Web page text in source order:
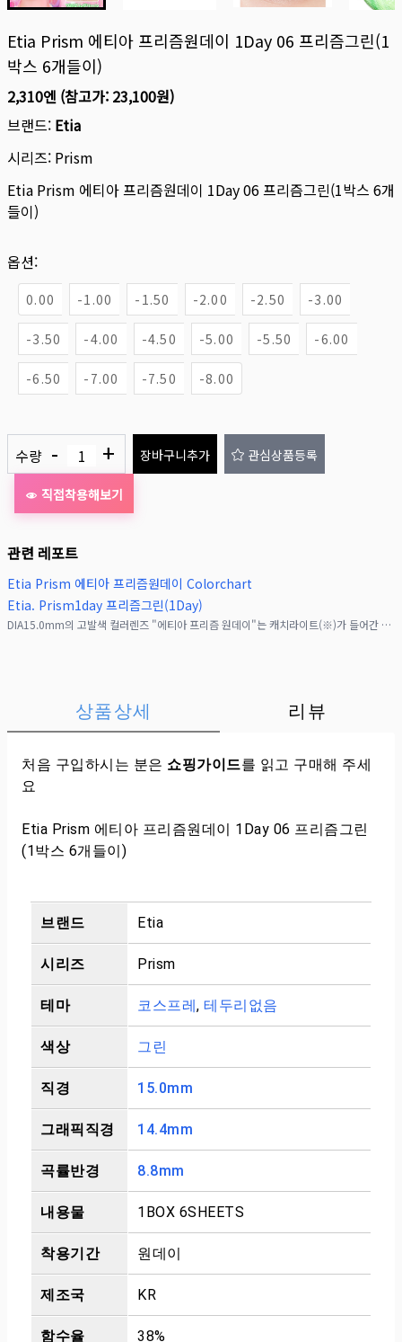
Etia Prism 에티아 프리즘원데이 1Day 06 프리즘그린(1
박스 6개들이)
2,310엔 (참고가: 23,100원)
브랜드: Etia
시리즈: Prism
Etia Prism 에티아 프리즘원데이 1Day 06 프리즘그린(1박스 6개
들이)
옵션:
0.00 -1.00 -1.50 -2.00 -2.50 -3.00
-3.50 -4.00 -4.50 -5.00 -5.50 -6.00
-6.50 -7.00 -7.50 -8.00
수량 - + 장바구니추가 관심상품등록
직접착용해보기
관련 레포트
Etia Prism 에티아 프리즘원데이 Colorchart
Etia. Prism1day 프리즘그린(1Day)
DIA15.0mm의 고발색 컬러렌즈 "에티아 프리즘 원데이"는 캐치라이트(※)가 들어간 디자인으로,어떤 장소에서도 매혹적인 눈을 연출해줍니다! 촬영 환경과 상관없이,언제 어디서나
상품상세 리뷰
처음 구입하시는 분은 쇼핑가이드를 읽고 구매해 주세
요
Etia Prism 에티아 프리즘원데이 1Day 06 프리즘그린
(1박스 6개들이)
브랜드 Etia
시리즈 Prism
테마 코스프레, 테두리없음
색상 그린
직경 15.0mm
그래픽직경 14.4mm
곡률반경 8.8mm
내용물 1BOX 6SHEETS
착용기간 원데이
제조국 KR
함수율 38%